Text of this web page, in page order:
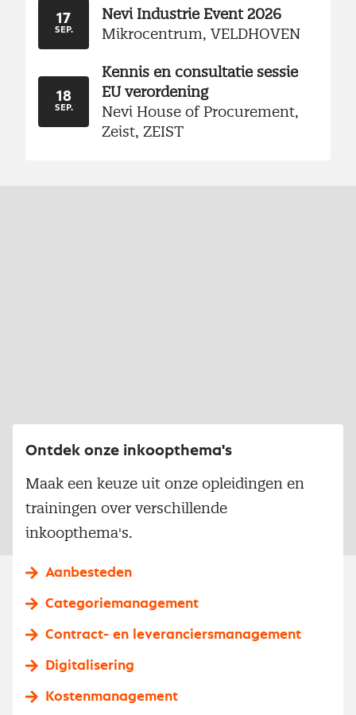
17
SEP.
Nevi Industrie Event 2026
Mikrocentrum, VELDHOVEN
18
SEP.
Kennis en consultatie sessie
EU verordening
Nevi House of Procurement,
Zeist, ZEIST
Ontdek onze inkoopthema's
Maak een keuze uit onze opleidingen en
trainingen over verschillende
inkoopthema's.
Aanbesteden
Categoriemanagement
Contract- en leveranciersmanagement
Digitalisering
Kostenmanagement